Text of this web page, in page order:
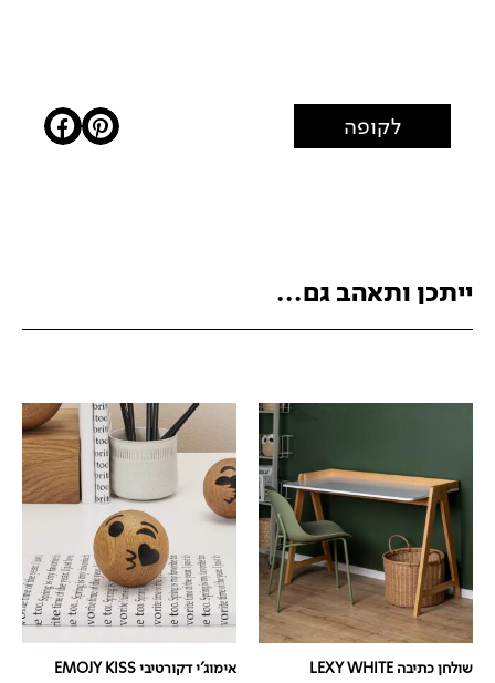
לקופה
ייתכן ותאהב גם...
שולחן כתיבה LEXY WHITE אימוג'י דקורטיבי EMOJY KISS